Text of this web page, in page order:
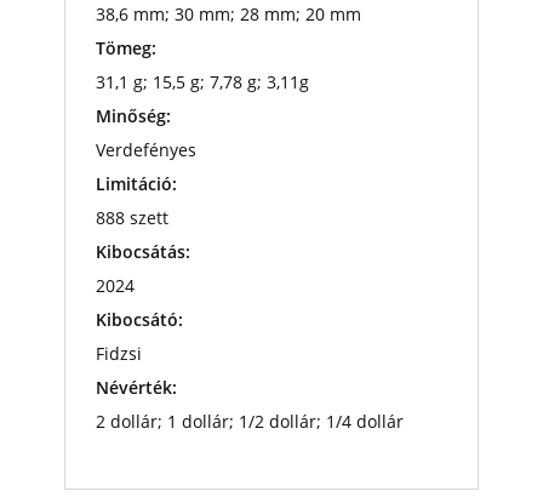
38,6 mm; 30 mm; 28 mm; 20 mm
Tömeg:
31,1 g; 15,5 g; 7,78 g; 3,11g
Minőség:
Verdefényes
Limitáció:
888 szett
Kibocsátás:
2024
Kibocsátó:
Fidzsi
Névérték:
2 dollár; 1 dollár; 1/2 dollár; 1/4 dollár